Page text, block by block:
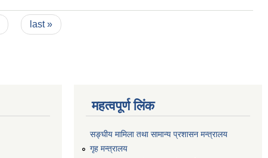
last »
महत्वपूर्ण लिंक
सङ्‍घीय मामिला तथा सामान्य प्रशासन मन्त्रालय
गृह मन्त्रालय